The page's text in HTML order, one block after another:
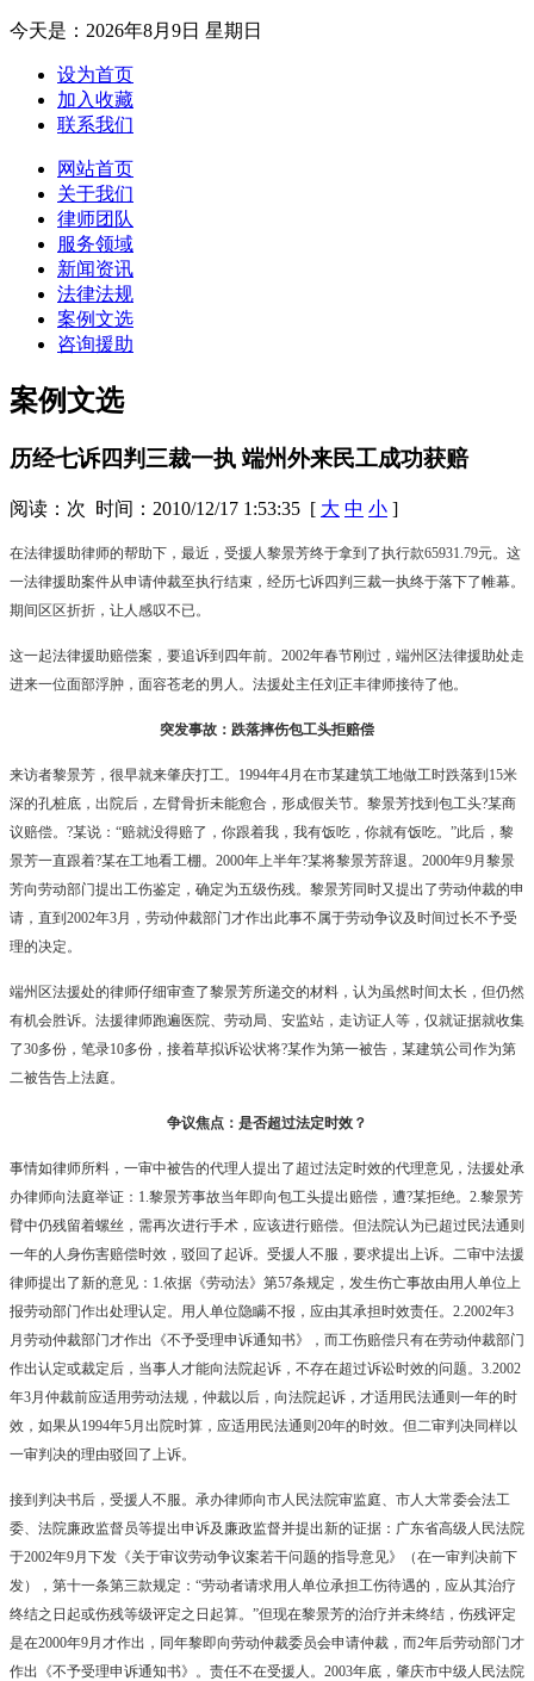
今天是： 2026年8月9日 星期日
设为首页
加入收藏
联系我们
网站首页
关于我们
律师团队
服务领域
新闻资讯
法律法规
案例文选
咨询援助
案例文选
历经七诉四判三裁一执 端州外来民工成功获赔
阅读： 次 时间：2010/12/17 1:53:35 [ 大 中 小 ]
在法律援助律师的帮助下，最近，受援人黎景芳终于拿到了执行款65931.79元。这
一法律援助案件从申请仲裁至执行结束，经历七诉四判三裁一执终于落下了帷幕。
期间区区折折，让人感叹不已。
这一起法律援助赔偿案，要追诉到四年前。 2002年春节刚过，端州区法律援助处走
进来一位面部浮肿，面容苍老的男人。法援处主任刘正丰律师接待了他。
突发事故：跌落摔伤包工头拒赔偿
来访者黎景芳，很早就来肇庆打工。 1994年4月在市某建筑工地做工时跌落到15米
深的孔桩底，出院后，左臂骨折未能愈合，形成假关节。黎景芳找到包工头?某商
议赔偿。 ?某说：“赔就没得赔了，你跟着我，我有饭吃，你就有饭吃。”此后，黎
景芳一直跟着?某在工地看工棚。 2000年上半年?某将黎景芳辞退。 2000年9月黎景
芳向劳动部门提出工伤鉴定，确定为五级伤残。黎景芳同时又提出了劳动仲裁的申
请，直到2002年3月，劳动仲裁部门才作出此事不属于劳动争议及时间过长不予受
理的决定。
端州区法援处的律师仔细审查了黎景芳所递交的材料，认为虽然时间太长，但仍然
有机会胜诉。法援律师跑遍医院、劳动局、安监站，走访证人等，仅就证据就收集
了30多份，笔录10多份，接着草拟诉讼状将?某作为第一被告，某建筑公司作为第
二被告告上法庭。
争议焦点：是否超过法定时效？
事情如律师所料，一审中被告的代理人提出了超过法定时效的代理意见，法援处承
办律师向法庭举证： 1. 黎景芳事故当年即向包工头提出赔偿，遭?某拒绝。 2. 黎景芳
臂中仍残留着螺丝，需再次进行手术，应该进行赔偿。但法院认为已超过民法通则
一年的人身伤害赔偿时效，驳回了起诉。受援人不服，要求提出上诉。二审中法援
律师提出了新的意见： 1. 依据《劳动法》第57条规定，发生伤亡事故由用人单位上
报劳动部门作出处理认定。用人单位隐瞒不报，应由其承担时效责任。 2.2002年3
月劳动仲裁部门才作出《不予受理申诉通知书》，而工伤赔偿只有在劳动仲裁部门
作出认定或裁定后，当事人才能向法院起诉，不存在超过诉讼时效的问题。 3.2002
年3月仲裁前应适用劳动法规，仲裁以后，向法院起诉，才适用民法通则一年的时
效，如果从 1994年5月出院时算，应适用民法通则20年的时效。但二审判决同样以
一审判决的理由驳回了上诉。
接到判决书后，受援人不服。承办律师向市人民法院审监庭、市人大常委会法工
委、法院廉政监督员等提出申诉及廉政监督并提出新的证据：广东省高级人民法院
于2002年9月下发《关于审议劳动争议案若干问题的指导意见》（在一审判决前下
发），第十一条第三款规定：“劳动者请求用人单位承担工伤待遇的，应从其治疗
终结之日起或伤残等级评定之日起算。”但现在黎景芳的治疗并未终结，伤残评定
是在2000年9月才作出，同年黎即向劳动仲裁委员会申请仲裁，而2年后劳动部门才
作出《不予受理申诉通知书》。责任不在受援人。 2003年底，肇庆市中级人民法院